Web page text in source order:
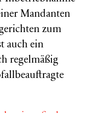
Mandanten
zum
auch ein
regelmäßig